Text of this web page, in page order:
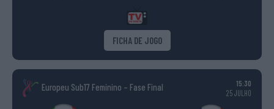
FICHA DE JOGO
Europeu Sub17 Feminino – Fase Final
15:30
25 JULHO